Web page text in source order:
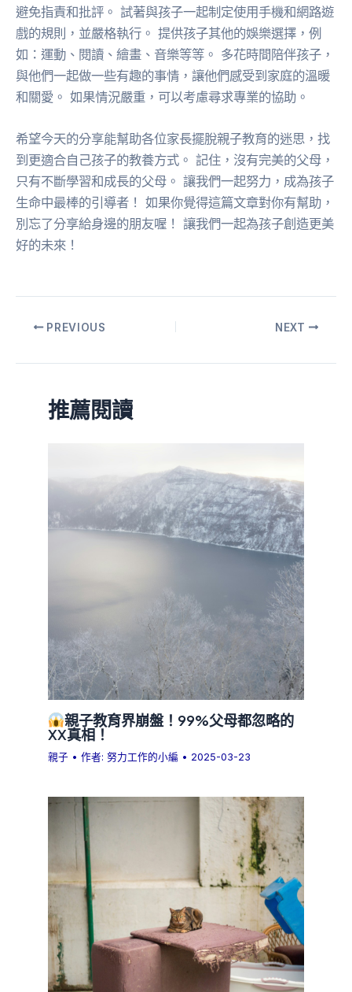
避免指責和批評。 試著與孩子一起制定使用手機和網路遊
戲的規則，並嚴格執行。 提供孩子其他的娛樂選擇，例
如：運動、閱讀、繪畫、音樂等等。 多花時間陪伴孩子，
與他們一起做一些有趣的事情，讓他們感受到家庭的溫暖
和關愛。 如果情況嚴重，可以考慮尋求專業的協助。
希望今天的分享能幫助各位家長擺脫親子教育的迷思，找
到更適合自己孩子的教養方式。 記住，沒有完美的父母，
只有不斷學習和成長的父母。 讓我們一起努力，成為孩子
生命中最棒的引導者！ 如果你覺得這篇文章對你有幫助，
別忘了分享給身邊的朋友喔！ 讓我們一起為孩子創造更美
好的未來！
PREVIOUS NEXT
推薦閱讀
親子教育界崩盤！99%父母都忽略的
XX真相！
親子 • 作者:努力工作的小編 • 2025-03-23